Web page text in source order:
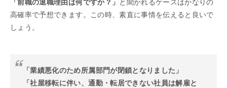
「前職の退職理由は何ですか？」 と聞かれるケースはかなりの
高確率で予想できます。この時、素直に事情を伝えると良いで
しょう。
「業績悪化のため所属部門が閉鎖となりました」
「社屋移転に伴い、通勤・転居できない社員は解雇と